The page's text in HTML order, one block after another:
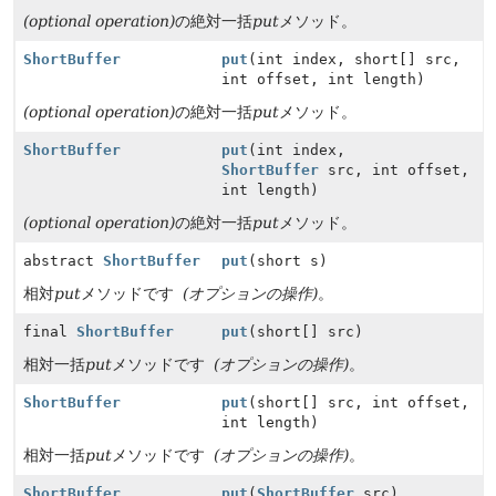
(optional operation)の絶対一括put メソッド。
ShortBuffer put (int index, short[] src,
int offset, int length)
(optional operation)の絶対一括put メソッド。
ShortBuffer put (int index,
ShortBuffer src, int offset,
int length)
(optional operation)の絶対一括put メソッド。
abstract ShortBuffer put (short s)
相対put メソッドです (オプションの操作)。
final ShortBuffer put (short[] src)
相対一括put メソッドです (オプションの操作)。
ShortBuffer put (short[] src, int offset,
int length)
相対一括put メソッドです (オプションの操作)。